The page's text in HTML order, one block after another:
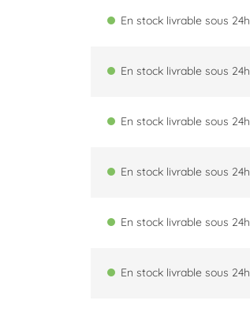
En stock livrable sous 24h
En stock livrable sous 24h
En stock livrable sous 24h
En stock livrable sous 24h
En stock livrable sous 24h
En stock livrable sous 24h